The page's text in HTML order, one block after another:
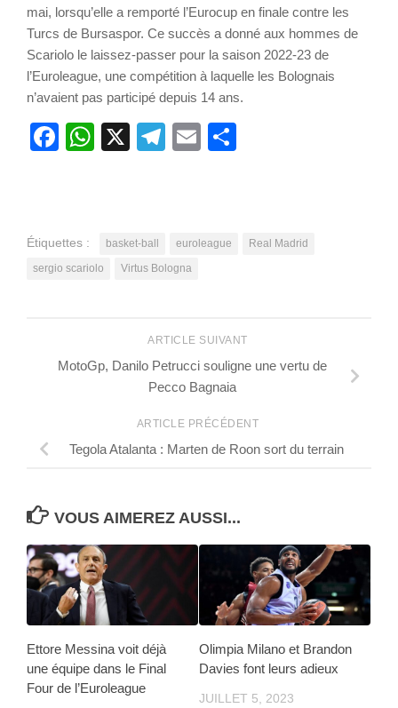
mai, lorsqu’elle a remporté l’Eurocup en finale contre les
Turcs de Bursaspor. Ce succès a donné aux hommes de
Scariolo le laissez-passer pour la saison 2022-23 de
l’Euroleague, une compétition à laquelle les Bolognais
n’avaient pas participé depuis 14 ans.
Facebook
WhatsApp
X Telegram
Email
Étiquettes : basket-ball euroleague
Real Madrid
sergio scariolo
Virtus Bologna
ARTICLE SUIVANT
MotoGp, Danilo Petrucci souligne une vertu de
Pecco Bagnaia
ARTICLE PRÉCÉDENT
Tegola Atalanta : Marten de Roon sort du terrain
VOUS AIMEREZ AUSSI...
Ettore Messina voit déjà
une équipe dans le Final
Four de l’Euroleague
Olimpia Milano et Brandon
Davies font leurs adieux
JUILLET 5, 2023